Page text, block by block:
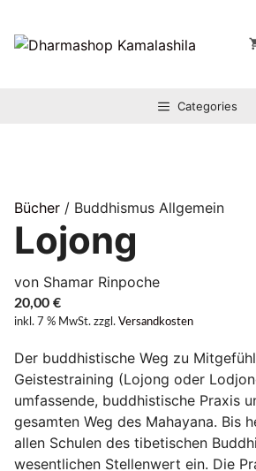
Inhalt
springen
Categories
Bücher / Buddhismus Allgemein
Lojong
von Shamar Rinpoche
20,00 €
inkl. 7 % MwSt. zzgl. Versandkosten
Der buddhistische Weg zu
Geistestraining (Lojong oder
umfassende, buddhistische Praxis
gesamten Weg des Mahayana. Bis
allen Schulen des tibetischen
wesentlichen Stellenwert ein. Die